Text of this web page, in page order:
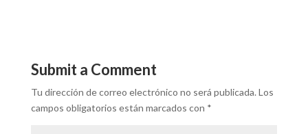
Submit a Comment
Tu dirección de correo electrónico no será publicada. Los
campos obligatorios están marcados con *